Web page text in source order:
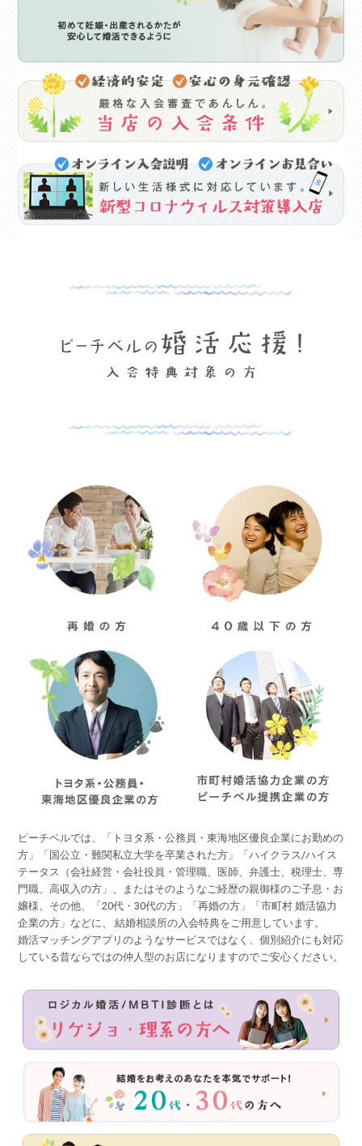
ピーチベルでは、「トヨタ系・公務員・東海地区優良企業にお勤めの
方」「国公立・難関私立大学を卒業された方」「ハイクラス/ハイス
テータス（会社経営・会社役員・管理職、医師、弁護士、税理士、専
門職、高収入の方」、またはそのようなご経歴の親御様のご子息・お
嬢様、その他、「20代・30代の方」「再婚の方」「市町村 婚活協力
企業の方」などに、 結婚相談所の入会特典をご用意しています。
婚活マッチングアプリのようなサービスではなく、個別紹介にも対応
している昔ならではの仲人型のお店になりますのでご安心ください。